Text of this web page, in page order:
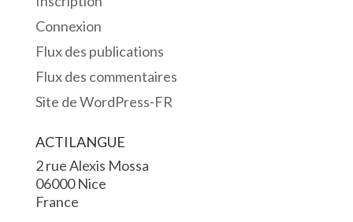
Connexion
Flux des publications
Flux des commentaires
Site de WordPress-FR
ACTILANGUE
2 rue Alexis Mossa
06000 Nice
France